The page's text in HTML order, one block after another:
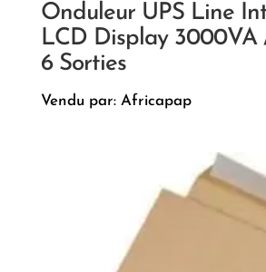
Onduleur UPS Line
LCD Display 3000VA
6 Sorties
Vendu par: Africapap